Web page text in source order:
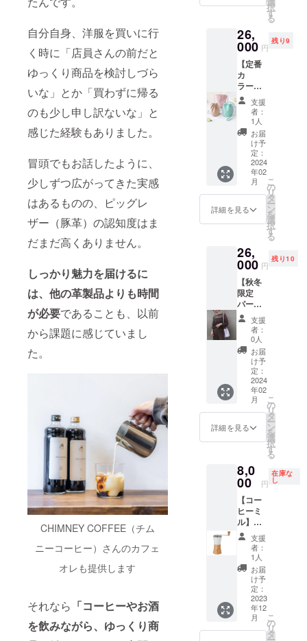
自分自身、洋服を買いに行
く時に「店員さんの前だと
ゆっくり商品を検討しづら
いな」とか「買わずに帰る
のも少し申し訳ないな」と
感じた経験もありました。
冒頭でもお話したように、
少しずつ広がってきた実感
はあるものの、ピッグレ
ザー（豚革）の認知度はま
だまだ高くありません。
しっかり魅力を届けるに
は、他の革製品よりも時間
が必要であることも、以前
から課題に感じていまし
た。
CHIMNEY COFFEE（チム
ニーコーヒー）さんのカフェ
オレも提供します
それなら 「コーヒーやお酒
を飲みながら、ゆっくり商
コード
てパチ
ン。 手
早く簡
単に収
納でき
て、さ
らに見
た目に
も可愛
い、実
用性と
機能美
を兼ね
備えた
本革ア
イテム
です。
パッ
ケージ
いの
で、
ちょっ
とした
プレゼ
ントに
もピッ
タリで
す。
銭・
かり収
納でき
ます。
L字型の
ファス
ナーは
大きく
開き、
中身の
取り出
しも簡
単。 ほ
どよく
まと
まって
持ち歩
ける、
レザー
の薄さ
を活か
したコ
ンパク
トなお
財布で
す。 ■
素材 本
体：
ピッグ
レザー
■仕様
サイ
ズ：横
105mm
×縦
95mm×
厚み
重さ：
約35g
ンパク
して創
られ
た、Ｌ
字ファ
スナー
タイプ
の財
布。
ファス
ナーを
開く
と、小
銭入れ
と2つの
スペー
ンプル
なつく
幣・小
銭・
カード
がしっ
かり収
納でき
ます。
L字型の
ファス
ナーは
大きく
開き、
中身の
取り出
しも簡
どよく
まと
身軽に
持ち歩
ける、
ピッグ
レザー
の薄さ
を活か
したコ
ンパク
トなお
財布で
す。 ■
素材 本
体：
ピッグ
レザー
持って
可愛
がって
いただ
けると
嬉しい
です。
■薄くて
軽く
て、柔
らかい
ロング
ウォ
レット
ピン
ク、
色から
お好き
なお色
をお選
びくだ
さい。
※こちら
の商品
は全て
単色デ
ザイン
となり
ます。
タイプ
は2タイ
ジップ
がある
タイプ
②小銭
入れな
しのシ
ンプル
タイプ
ほどよ
くまと
まって
身軽に
持ち歩
ける、
ピッグ
レザー
の薄さ
の支援
が入っ
た場
合、納
期が遅
れての
商品の
追加を
検討し
ていま
す。 ※
強度に
問題の
ない、
傷やシ
ワを使
用した
を個性
とし
て、愛
着を
持って
可愛
がって
いただ
けると
嬉しい
です。
■薄くて
軽く
て、柔
らかい
ウォ
レット
パープ
ルの単
色デザ
インと
なりま
す。
タイプ
は2タイ
プ。 ①
ジップ
がある
小銭入
れ付き
タイプ
②小銭
込
円
(2024年
2月以降
にお届
け予定)
※各色限
定10個
での納
期とな
りま
す。 ※
各色10
個以上
の支援
が入っ
た場
合、納
追加を
検討し
ていま
す。 ※
強度に
問題の
ない、
傷やシ
ワを使
用した
商品で
す。 傷
やシワ
を個性
とし
て、愛
着を
いただ
けると
嬉しい
です。
■薄くて
軽く
て、柔
らかい
ロング
ウォ
レット
表はブ
ルーの
ピッグ
レザー
択
す
る
26,
000 円
残り9
【定番
カ
ラー】
墨田区
産ピッ
グレ
ザー
2Way巾
着バッ
グ(ブ
ルー、
ピン
ク、
ベー
ジュ) 小
売価
込
26,000
円
(2024年
2月以降
にお届
け予定)
※各色限
定10個
での納
期とな
りま
す。 ※
各色10
個以上
の支援
が入っ
れての
商品の
追加を
検討し
ていま
す。 ※
強度に
問題の
ない、
傷やシ
ワを使
用した
商品で
す。 傷
やシワ
を個性
支援
者：
1人
お届
け予
定：
2024
年02
月
詳細を見る
こ
の
リ
タ
ー
ン
を
選
択
す
る
26,
000 円
残り10
【秋冬
限定
パープ
ル】墨
田区産
ピッグ
レザー
2Way巾
着バッ
グ 小
売価
格 税
込
26,000
円
(2024年
にお届
け予定)
※限定10
個での
納期と
なりま
す。
※10個以
上の支
援が
入った
場合、
納期が
遅れて
の商品
の追加
支援
者：
0人
お届
け予
定：
2024
年02
月
詳細を見る
こ
の
リ
タ
ー
ン
を
選
択
す
る
8,0
00 円
在庫な
し
【コー
ヒーミ
ル】ご
支援 カ
フェで
提供す
るコー
ヒーを
淹れる
際に必
要な
【コー
ヒーミ
支援
者：
1人
お届
け予
定：
2023
年12
月
こ
の
リ
タ